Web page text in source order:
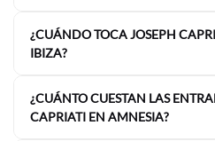
¿CUÁNDO TOCA JOSEPH
IBIZA?
¿CUÁNTO CUESTAN LAS
CAPRIATI EN AMNESIA?